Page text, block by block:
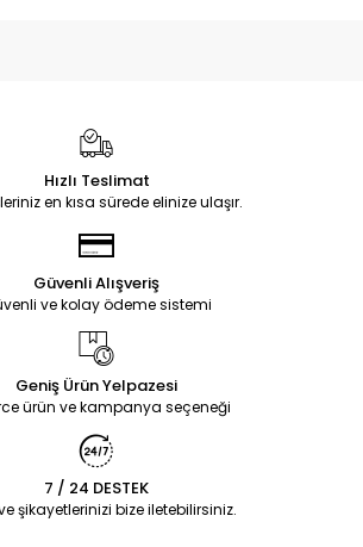
Hızlı Teslimat
en kısa sürede elinize ulaşır.
Güvenli Alışveriş
ve kolay ödeme sistemi
Geniş Ürün Yelpazesi
ürün ve kampanya seçeneği
7 / 24 DESTEK
şikayetlerinizi bize iletebilirsiniz.